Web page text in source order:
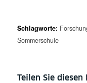
Schlagworte:
Sommerschule